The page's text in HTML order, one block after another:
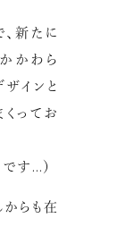
新たに
かわら
インと
ってお
す…）
らも在